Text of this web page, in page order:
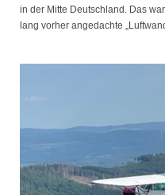
in der Mitte Deutschland. Das
lang vorher angedachte